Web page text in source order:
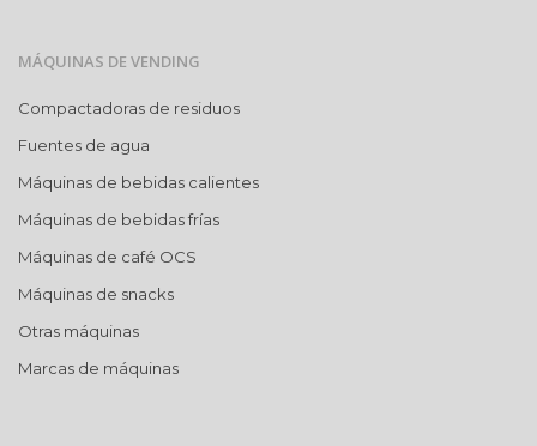
MÁQUINAS DE VENDING
Compactadoras de residuos
Fuentes de agua
Máquinas de bebidas calientes
Máquinas de bebidas frías
Máquinas de café OCS
Máquinas de snacks
Otras máquinas
Marcas de máquinas